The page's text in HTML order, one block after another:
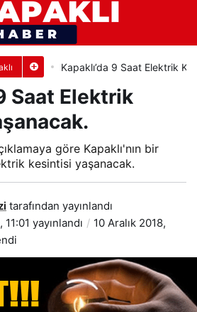
Kapaklı’da 9 Saat Elektrik
Saat Elektrik
göre Kapaklı'nın bir
kesintisi yaşanacak.
tarafından yayınlandı
11:01 yayınlandı
10 Aralık 2018,
9 Saat Elektrik Kesintisi
0